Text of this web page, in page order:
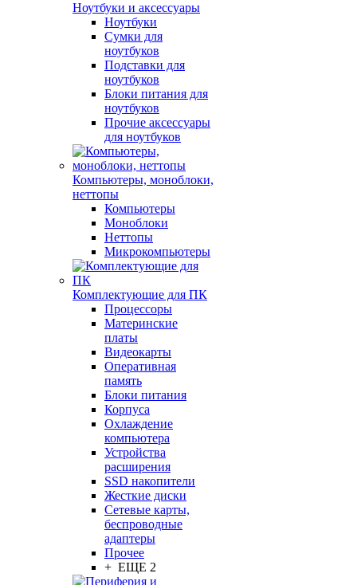
Ноутбуки и аксессуары
Ноутбуки
Сумки для
ноутбуков
Подставки для
ноутбуков
Блоки питания для
ноутбуков
Прочие аксессуары
для ноутбуков
Компьютеры, моноблоки,
неттопы
Компьютеры
Моноблоки
Неттопы
Микрокомпьютеры
Комплектующие для ПК
Процессоры
Материнские
платы
Видеокарты
Оперативная
память
Блоки питания
Корпуса
Охлаждение
компьютера
Устройства
расширения
SSD накопители
Жесткие диски
Сетевые карты,
беспроводные
адаптеры
Прочее
+ ЕЩЕ 2